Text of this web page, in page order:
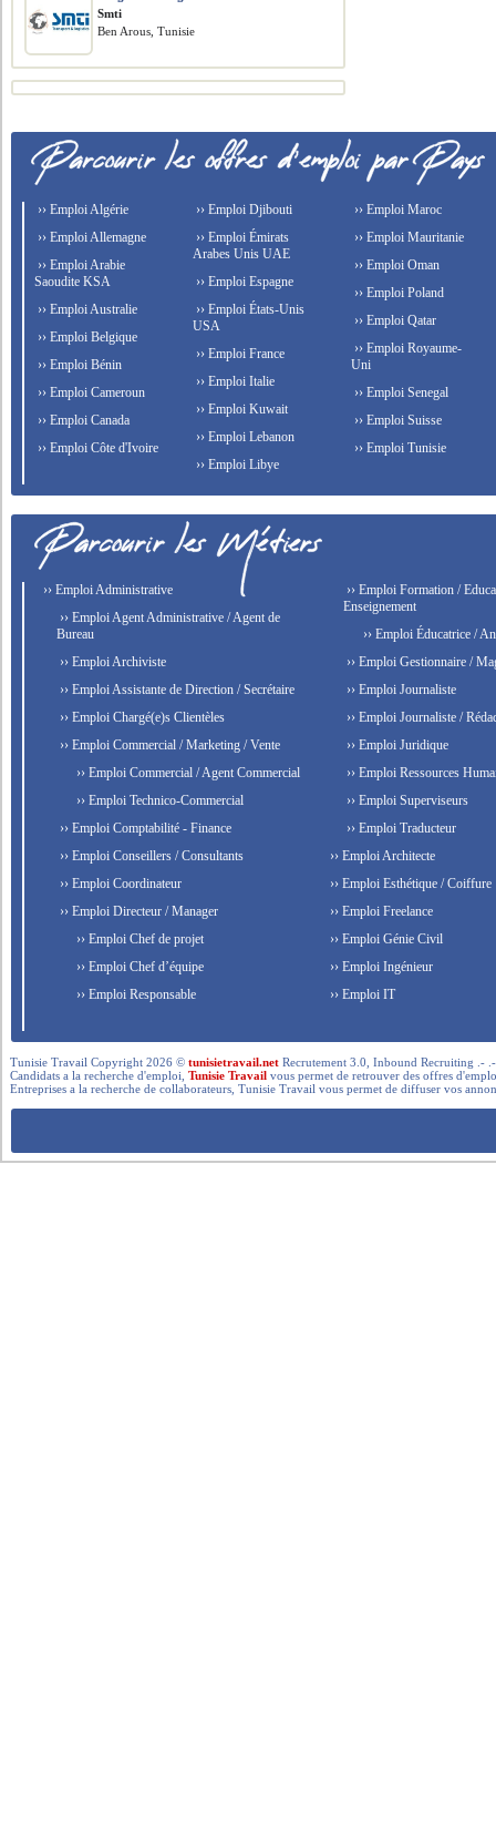
Smti
Ben Arous, Tunisie
›› Emploi Algérie
›› Emploi Allemagne
›› Emploi Arabie
Saoudite KSA
›› Emploi Australie
›› Emploi Belgique
›› Emploi Bénin
›› Emploi Cameroun
›› Emploi Canada
›› Emploi Côte d'Ivoire
›› Emploi Djibouti
›› Emploi Émirats
Arabes Unis UAE
›› Emploi Espagne
›› Emploi États-Unis
USA
›› Emploi France
›› Emploi Italie
›› Emploi Kuwait
›› Emploi Lebanon
›› Emploi Libye
›› Emploi Maroc
›› Emploi Mauritanie
›› Emploi Oman
›› Emploi Poland
›› Emploi Qatar
›› Emploi Royaume-
Uni
›› Emploi Senegal
›› Emploi Suisse
›› Emploi Tunisie
›› Emploi Administrative
›› Emploi Agent Administrative / Agent de
Bureau
›› Emploi Archiviste
›› Emploi Assistante de Direction / Secrétaire
›› Emploi Chargé(e)s Clientèles
›› Emploi Commercial / Marketing / Vente
›› Emploi Commercial / Agent Commercial
›› Emploi Technico-Commercial
›› Emploi Comptabilité - Finance
›› Emploi Conseillers / Consultants
›› Emploi Coordinateur
›› Emploi Directeur / Manager
›› Emploi Chef de projet
›› Emploi Chef d’équipe
›› Emploi Responsable
›› Emploi Formation /
Enseignement
›› Emploi Éducatrice /
›› Emploi Gestionnaire /
›› Emploi Journaliste
›› Emploi Journaliste /
›› Emploi Juridique
›› Emploi Ressources
›› Emploi Superviseurs
›› Emploi Traducteur
›› Emploi Architecte
›› Emploi Esthétique / Coiffure
›› Emploi Freelance
›› Emploi Génie Civil
›› Emploi Ingénieur
›› Emploi IT
Tunisie Travail Copyright 2026 ©tunisietravail.net Recrutement 3.0, Inbound Recruiting .-
Candidats a la recherche d'emploi,Tunisie Travail vous permet de retrouver des offres
Entreprises a la recherche de collaborateurs, Tunisie Travail vous permet de diffuser vos